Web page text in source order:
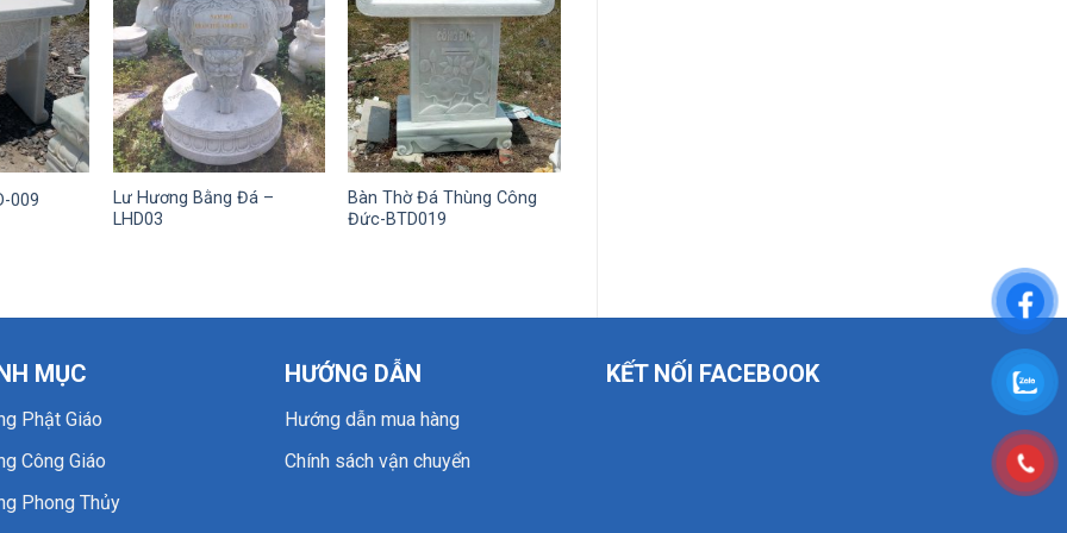
009
Lư Hương Bằng Đá –
LHD03
Bàn Thờ Đá Thùng Công
Đức-BTD019
MỤC
Phật Giáo
Công Giáo
Phong Thủy
HƯỚNG DẪN
Hướng dẫn mua hàng
Chính sách vận chuyển
KẾT NỐI FACEBOOK